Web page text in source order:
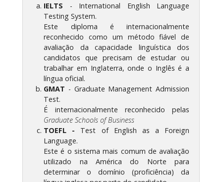
IELTS - International English Language
Testing System.
Este diploma é internacionalmente
reconhecido como um método fiável de
avaliação da capacidade linguística dos
candidatos que precisam de estudar ou
trabalhar em Inglaterra, onde o Inglês é a
língua oficial.
GMAT - Graduate Management Admission
Test.
É internacionalmente reconhecido pelas
Graduate Schools of Business
TOEFL - Test of English as a Foreign
Language.
Este é o sistema mais comum de avaliação
utilizado na América do Norte para
determinar o domínio (proficiência) da